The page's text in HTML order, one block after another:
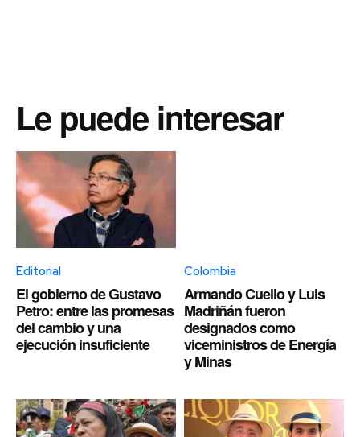
Le puede interesar
Editorial
El gobierno de Gustavo
Petro: entre las promesas
del cambio y una
ejecución insuficiente
Colombia
Armando Cuello y Luis
Madriñán fueron
designados como
viceministros de Energía
y Minas